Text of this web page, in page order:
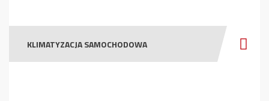
KLIMATYZACJA SAMOCHODOWA